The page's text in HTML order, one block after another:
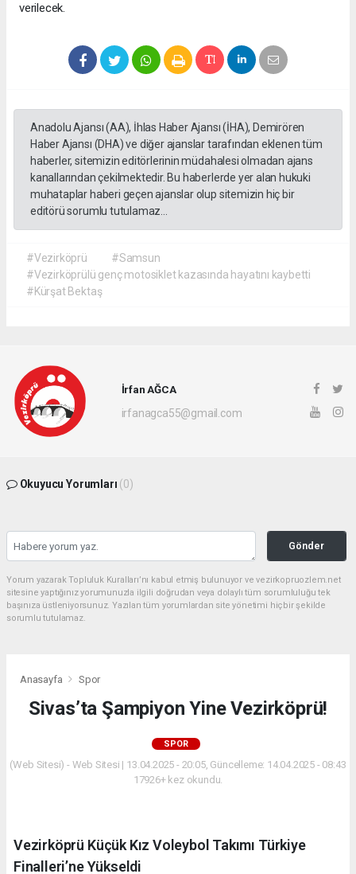
verilecek.
Anadolu Ajansı (AA), İhlas Haber Ajansı (İHA), Demirören
Haber Ajansı (DHA) ve diğer ajanslar tarafından eklenen tüm
haberler, sitemizin editörlerinin müdahalesi olmadan ajans
kanallarından çekilmektedir. Bu haberlerde yer alan hukuki
muhataplar haberi geçen ajanslar olup sitemizin hiç bir
editörü sorumlu tutulamaz...
#Vezirköprü
#Samsun
#Vezirköprülü genç motosiklet kazasında hayatını kaybetti
#Kürşat Bektaş
İrfan AĞCA
irfanagca55@gmail.com
Okuyucu Yorumları (0)
Gönder
Yorum yazarak Topluluk Kuralları’nı kabul etmiş bulunuyor ve vezirkopruozlem.net
sitesine yaptığınız yorumunuzla ilgili doğrudan veya dolaylı tüm sorumluluğu tek
başınıza üstleniyorsunuz. Yazılan tüm yorumlardan site yönetimi hiçbir şekilde
sorumlu tutulamaz.
Anasayfa Spor
Sivas’ta Şampiyon Yine Vezirköprü!
SPOR
(Web Sitesi) - Web Sitesi | 13.04.2025 - 20:05, Güncelleme: 14.04.2025 - 08:43
17926+ kez okundu.
Vezirköprü Küçük Kız Voleybol Takımı Türkiye
Finalleri’ne Yükseldi